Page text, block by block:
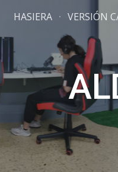
Skip to main content
HASIERA VERSIÓN